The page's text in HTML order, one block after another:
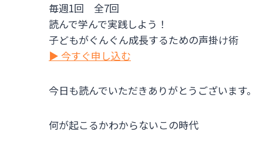
毎週1回 全7回
読んで学んで実践しよう！
子どもがぐんぐん成長するための声掛け術
▶ 今すぐ申し込む
今日も読んでいただきありがとうございます。
何が起こるかわからないこの時代